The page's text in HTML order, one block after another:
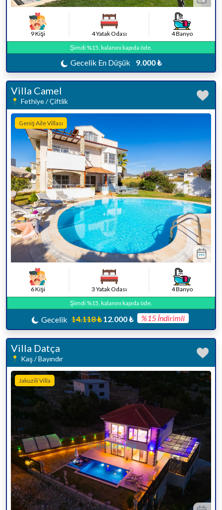
9 Kişi 4 Yatak Odası
4 Banyo
Şimdi %15, kalanını kapıda öde.
Gecelik En Düşük 9.000 ₺
Villa Camel
Fethiye / Çiftlik
Geniş Aile Villası
6 Kişi 3 Yatak Odası
4 Banyo
Şimdi %15, kalanını kapıda öde.
Gecelik 14.118 ₺ 12.000 ₺ %15 İndirimli
Villa Datça
Kaş / Bayındır
Jakuzili Villa